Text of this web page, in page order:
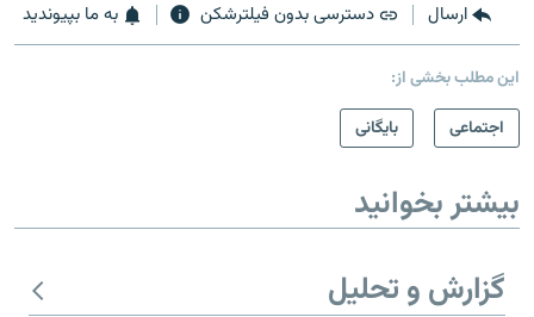
ارسال دسترسی بدون فیلترشکن به ما بپیوندید
این مطلب بخشی از:
اجتماعی
بایگانی
بیشتر بخوانید
گزارش و تحلیل